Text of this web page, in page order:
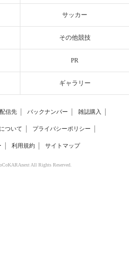
サッカー
その他競技
PR
ギャラリー
信先 バックナンバー 雑誌購入
ついて プライバシーポリシー
利用規約 サイトマップ
All Rights Reserved.